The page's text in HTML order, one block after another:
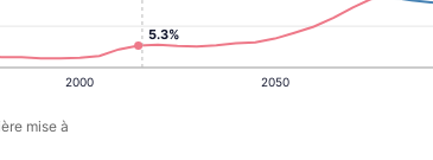
2000 2050
5.3%
mise à